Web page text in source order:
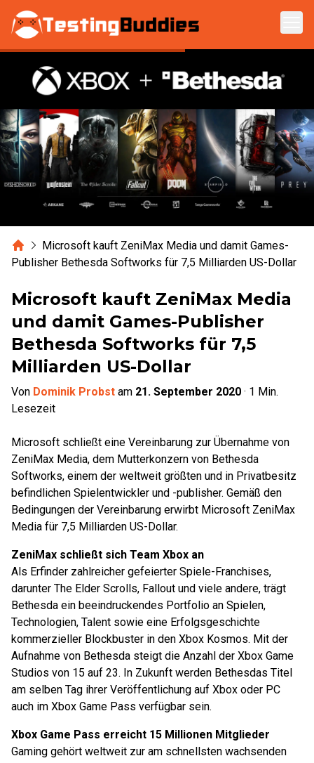
Zum Hauptinhalt springen
HomeMicrosoft kauft ZeniMax Media und damit Games-
Publisher Bethesda Softworks für 7,5 Milliarden US-Dollar
Microsoft kauft ZeniMax Media
und damit Games-Publisher
Bethesda Softworks für 7,5
Milliarden US-Dollar
Von Dominik Probst am 21. September 2020 · 1 Min.
Lesezeit
Microsoft schließt eine Vereinbarung zur Übernahme von
ZeniMax Media, dem Mutterkonzern von Bethesda
Softworks, einem der weltweit größten und in Privatbesitz
befindlichen Spielentwickler und -publisher. Gemäß den
Bedingungen der Vereinbarung erwirbt Microsoft ZeniMax
Media für 7,5 Milliarden US-Dollar.
ZeniMax schließt sich Team Xbox an
Als Erfinder zahlreicher gefeierter Spiele-Franchises,
darunter The Elder Scrolls, Fallout und viele andere, trägt
Bethesda ein beeindruckendes Portfolio an Spielen,
Technologien, Talent sowie eine Erfolgsgeschichte
kommerzieller Blockbuster in den Xbox Kosmos. Mit der
Aufnahme von Bethesda steigt die Anzahl der Xbox Game
Studios von 15 auf 23. In Zukunft werden Bethesdas Titel
am selben Tag ihrer Veröffentlichung auf Xbox oder PC
auch im Xbox Game Pass verfügbar sein.
Xbox Game Pass erreicht 15 Millionen Mitglieder
Gaming gehört weltweit zur am schnellsten wachsenden